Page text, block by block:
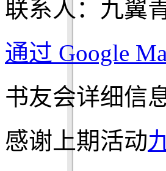
联系人：九翼
通过 Google
书友会详细信息
感谢上期活动